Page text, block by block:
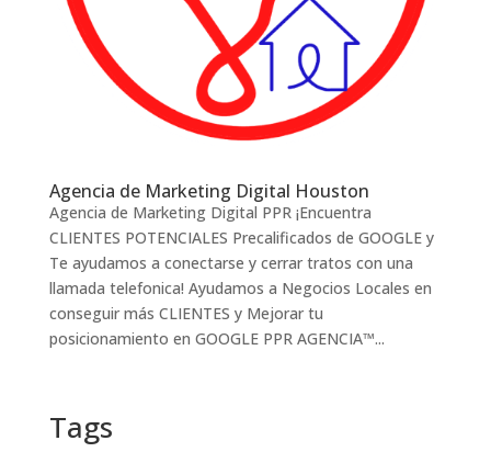
Agencia de Marketing Digital Houston
Agencia de Marketing Digital PPR ¡Encuentra
CLIENTES POTENCIALES Precalificados de GOOGLE y
Te ayudamos a conectarse y cerrar tratos con una
llamada telefonica! Ayudamos a Negocios Locales en
conseguir más CLIENTES y Mejorar tu
posicionamiento en GOOGLE PPR AGENCIA™...
Tags